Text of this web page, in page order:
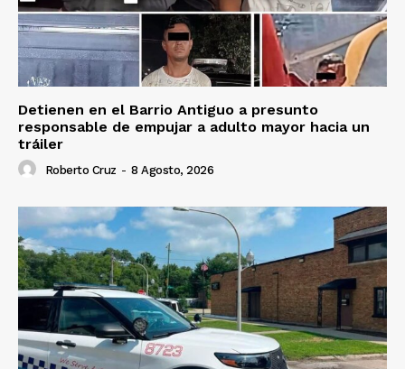
Detienen en el Barrio Antiguo a presunto
responsable de empujar a adulto mayor hacia un
tráiler
Roberto Cruz - 8 Agosto, 2026